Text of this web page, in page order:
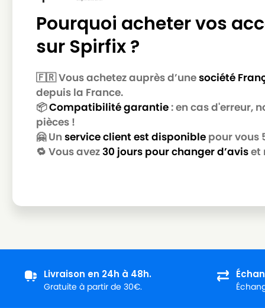
LG-GOLDSTAR
LG-GOLDSTAR TB 39
LG-GOLDSTAR
LG-GOLDSTAR
LG-GOLDSTAR TURBO 2900
LG-GOLDSTAR
LG-GOLDSTAR
LG-GOLDSTAR
LG-GOLDSTAR TURBO 33 GS
LG-GOLDSTAR
LG-GOLDSTAR TURBO TB 33
Pourquoi acheter vos
sur Spirfix ?
🇫🇷 Vous achetez auprès d’unesociété
depuis la France.
📦Compatibilité garantie: en cas d'erreur,
pièces !
🤗 Un service client est disponible pour vous
🔁 Vous avez30 jours pour changer d’aviset
Livraison en 24h à 48h.
Gratuite à partir de 30€.